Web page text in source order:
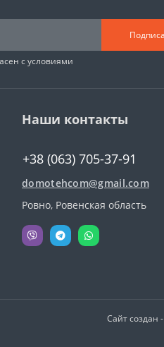
с условиями
Наши контакты
+38 (063) 705-37-91
domotehcom@gmail.com
Ровно, Ровенская область
Сайт создан -